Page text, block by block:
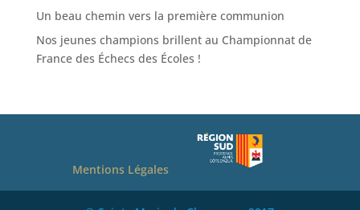
Un beau chemin vers la première communion
Nos jeunes champions brillent au Championnat de
France des Échecs des Écoles !
Mentions Légales